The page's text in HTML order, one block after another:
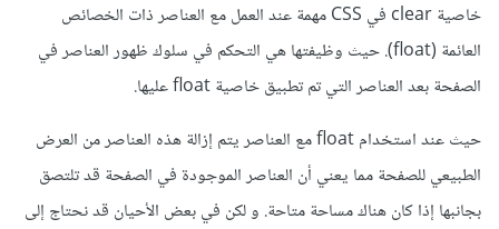
خاصية clear في CSS مهمة عند العمل مع العناصر ذات الخصائص
العائمة (float). حيث وظيفتها هي التحكم في سلوك ظهور العناصر في
الصفحة بعد العناصر التي تم تطبيق خاصية float عليها.
حيث عند استخدام float مع العناصر يتم إزالة هذه العناصر من العرض
الطبيعي للصفحة مما يعني أن العناصر الموجودة في الصفحة قد تلتصق
بجانبها إذا كان هناك مساحة متاحة. و لكن في بعض الأحيان قد نحتاج إلى